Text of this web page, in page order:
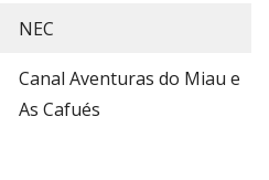
NEC
Canal Aventuras do Miau e
As Cafués